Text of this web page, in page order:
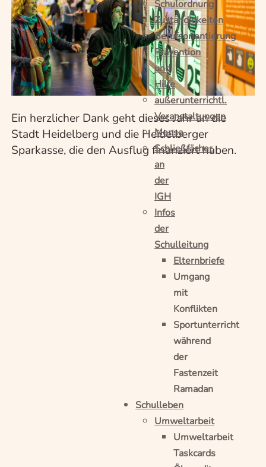
Schulordnung
Zuständigkeiten
Berufsorientierung
Prävention
und
Hilfe
außerunterrichtl.
Veranstaltungen
Mensa
Schließfächer
an
der
IGH
Infos
der
Schulleitung
Elternbriefe
Umgang
mit
Konflikten
Sportunterricht
während
der
Fastenzeit
Ramadan
Schulleben
Umweltarbeit
Umweltarbeit
Taskcards
Ein herzlicher Dank geht dieses Jahr an die
Stadt Heidelberg und die Heidelberger
Sparkasse, die den Ausflug finanziert haben.